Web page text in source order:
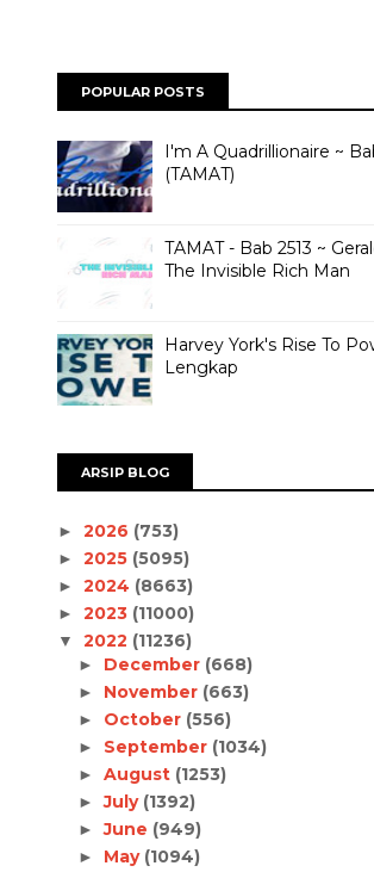
POPULAR POSTS
I'm A Quadrillionaire ~
(TAMAT)
TAMAT - Bab 2513 ~
The Invisible Rich Man
Harvey York's Rise To
Lengkap
ARSIP BLOG
► 2026 (753)
► 2025 (5095)
► 2024 (8663)
► 2023 (11000)
▼ 2022 (11236)
► December (668)
► November (663)
► October (556)
► September (1034)
► August (1253)
►July (1392)
►June (949)
► May (1094)